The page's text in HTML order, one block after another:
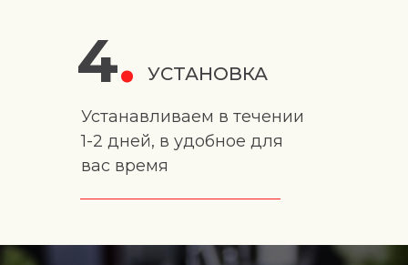
4. УСТАНОВКА
Устанавливаем в течении
1-2 дней, в удобное для
вас время